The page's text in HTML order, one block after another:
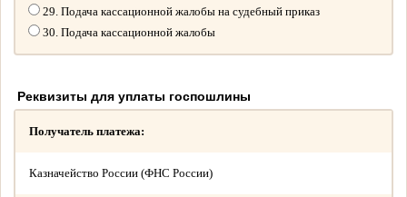
29. Подача кассационной жалобы на судебный приказ
30. Подача кассационной жалобы
Реквизиты для уплаты госпошлины
Получатель платежа:
Казначейство России (ФНС России)